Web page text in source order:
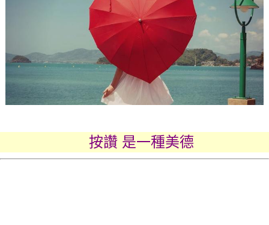
按讚 是一種美德